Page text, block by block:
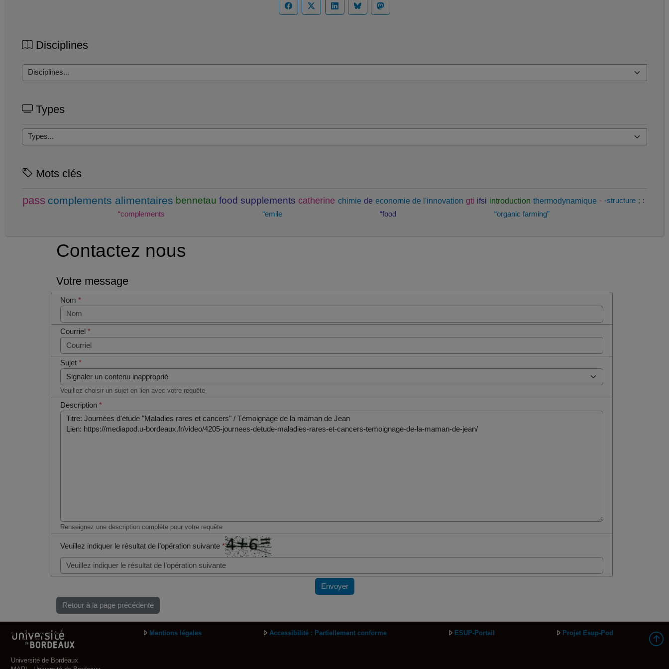
Disciplines
Types
Mots clés
pass complements alimentaires bennetau food supplements catherine chimie de economie de l'innovation gti ifsi introduction thermodynamique - -structure ; :
“complements
“emile “food “organic farming”
Contactez nous
Votre message
Nom*
Courriel*
Sujet*
Veuillez choisir un sujet en lien avec votre requête
Description*
Renseignez une description complète pour votre requête
Veuillez indiquer le résultat de l’opération suivante*
Envoyer
Retour à la page précédente
Université de Bordeaux
Mentions légales Accessibilité : Partiellement conforme ESUP-Portail Projet Esup-Pod